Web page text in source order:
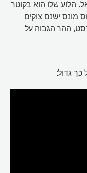
הלוע שלו הוא בקוטר
מונס ישנם צוקים
האוורסט, ההר הגבוה על
כך גדול: